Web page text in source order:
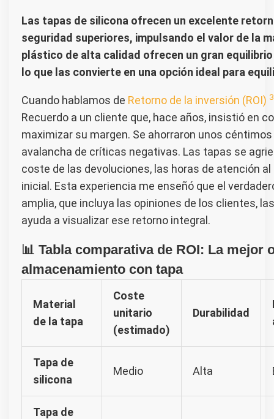
Las tapas de silicona ofrecen un excelente
seguridad superiores, impulsando el valor de la
plástico de alta calidad ofrecen un gran
lo que las convierte en una opción ideal para
Cuando hablamos de Retorno de la inversión (ROI) 3
Recuerdo a un cliente que, hace años, insistió en
maximizar su margen. Se ahorraron unos
avalancha de críticas negativas. Las tapas se
coste de las devoluciones, las horas de atención
inicial. Esta experiencia me enseñó que el
amplia, que incluya las opiniones de los clientes,
ayuda a visualizar ese retorno integral.
📊 Tabla comparativa de ROI: La
almacenamiento con tapa
Material
de la tapa
Coste
unitario
(estimado)
Durabilidad
Tapa de
silicona
Medio Alta
Tapa de